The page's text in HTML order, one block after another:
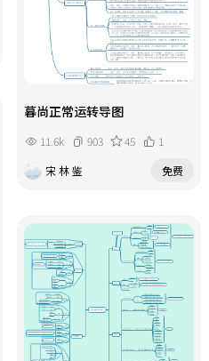
暮尚正常运转导图
11.6k 903 45
1
宋 林 鉴
免费